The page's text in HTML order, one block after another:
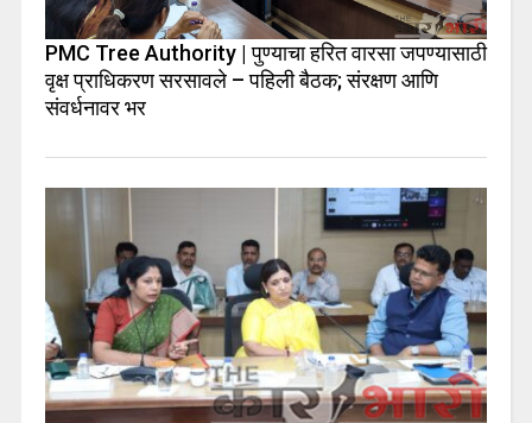
PMC Tree Authority | पुण्याचा हरित वारसा जपण्यासाठी
वृक्ष प्राधिकरण सरसावले – पहिली बैठक; संरक्षण आणि
संवर्धनावर भर